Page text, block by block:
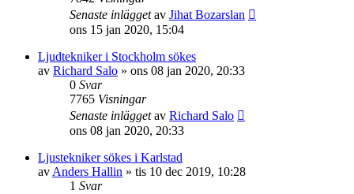
Senaste inläggetav Jihat Bozarslan
ons 15 jan 2020, 15:04
Ljudtekniker i Stockholm sökes
av Richard Salo » ons 08 jan 2020, 20:33
0 Svar
7765 Visningar
Senaste inläggetav Richard Salo
ons 08 jan 2020, 20:33
Ljustekniker sökes i Karlstad
av Anders Hallin » tis 10 dec 2019, 10:28
1 Svar